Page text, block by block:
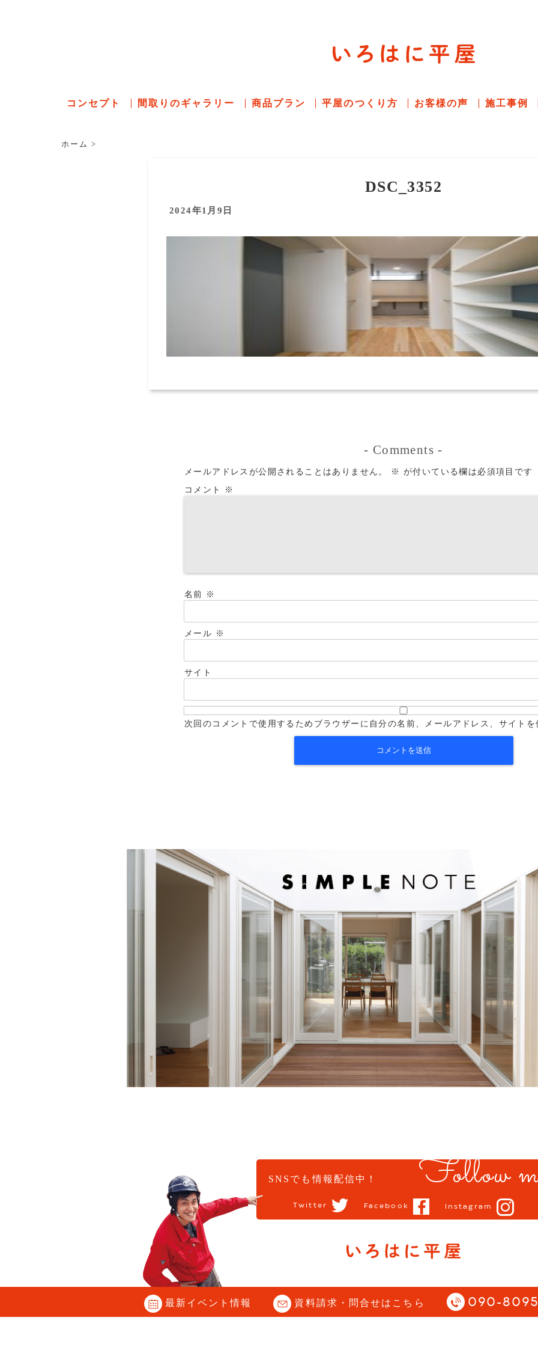
コンセプト 間取りのギャラリー 商品プラン 平屋のつくり方 お客様の声 施工事例
ホーム >
DSC_3352
2024年1月9日
- Comments -
メールアドレスが公開されることはありません。 ※ が付いている欄は必須項目です
コメント
※
名前 ※
メール ※
サイト
次回のコメントで使用するためブラウザーに自分の名前、メールアドレス、サイトを
SNSでも情報配信中！ Follow
Twitter Facebook Instagram
Copyright (C) 石川県 小松市 | 平屋住宅専門サイト | Story All Rights
最新イベント情報 資料請求・問合せはこちら 090-